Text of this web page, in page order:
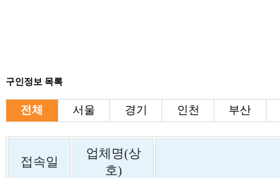
구인정보 목록
전체 서울 경기 인천 부산
접속일
업체명(상
호)